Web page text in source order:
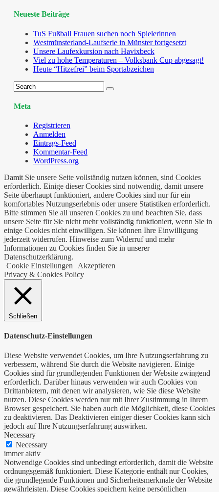
Neueste Beiträge
TuS Fußball Frauen suchen noch Spielerinnen
Westmünsterland-Laufserie in Münster fortgesetzt
Unsere Laufexkursion nach Havixbeck
Viel zu hohe Temperaturen – Volksbank Cup abgesagt!
Heute “Hitzefrei” beim Sportabzeichen
Meta
Registrieren
Anmelden
Eintrags-Feed
Kommentar-Feed
WordPress.org
Damit Sie unsere Seite vollständig nutzen können, sind Cookies
erforderlich. Einige dieser Cookies sind notwendig, damit unsere
Seite überhaupt funktioniert, andere Cookies sind nur für ein
komfortables Nutzungserlebnis oder unsere Statistiken erforderlich.
Bitte stimmen Sie all unseren Cookies zu und beachten Sie, dass
unsere Seite für Sie nicht mehr vollständig funktioniert, wenn Sie in
einige Cookies nicht einwilligen. Sie können Ihre Einwilligung
jederzeit widerrufen. Hinweise zum Widerruf und mehr
Informationen zu Cookies finden Sie in unserer
Datenschutzerklärung.
Cookie Einstellungen
Akzeptieren
Privacy & Cookies Policy
Schließen
Datenschutz-Einstellungen
Diese Website verwendet Cookies, um Ihre Nutzungserfahrung zu
verbessern, während Sie durch die Website navigieren. Einige
Cookies sind für grundlegenden Funktionen der Website zwingend
erforderlich. Darüber hinaus verwenden wir auch Cookies von
Drittanbietern, mit denen wir analysieren, wie Sie diese Website
nutzen. Diese Cookies werden nur mit Ihrer Zustimmung in Ihrem
Browser gespeichert. Sie haben auch die Möglichkeit, diese Cookies
zu deaktivieren. Das Deaktivieren einiger dieser Cookies kann sich
jedoch auf Ihre Nutzungserfahrung auswirken.
Necessary
Necessary
immer aktiv
Notwendige Cookies sind unbedingt erforderlich, damit die Website
ordnungsgemäß funktioniert. Diese Kategorie enthält nur Cookies,
die grundlegende Funktionen und Sicherheitsmerkmale der Website
gewährleisten. Diese Cookies speichern keine persönlichen